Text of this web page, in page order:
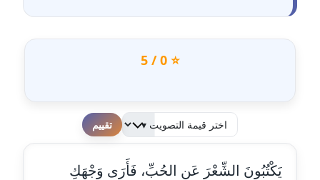
مدونة أحمد سيد
عاملة
مدونة أحمد عبد الفتاح
عاملة
⭐ 0 / 5
لطفا قم بالتقييم
يَكْتُبُونَ الشِّعْرَ عَنِ الحُبِّ، فَأَرَى وَجْهَكِ